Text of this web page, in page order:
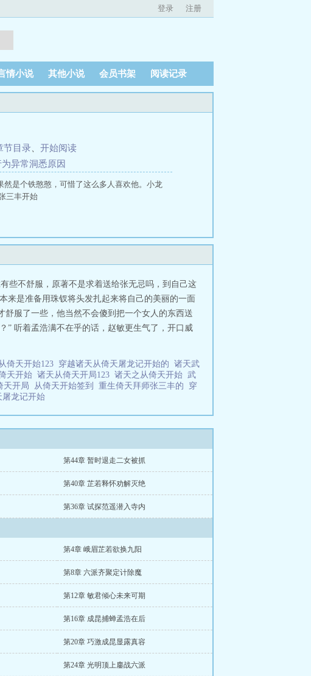
登录 注册
情小说 其他小说 会员书架 阅读记录
节目录
开始阅读
异常洞悉原因
是个铁憨憨，可惜了这么多人喜欢他。小龙
三丰开始
些不舒服，原著不是求着送给张无忌吗，到自己这
来是准备用珠钗将头发扎起来将自己的美丽的一面
舒服了一些，他当然不会傻到把一个女人的东西送
” 听着孟浩满不在乎的话，赵敏更生气了，开口威
倚天开始123 穿越诸天从倚天屠龙记开始的 诸天武
天开始 诸天从倚天开局123 诸天之从倚天开始 武
天开局 从倚天开始签到 重生倚天拜师张三丰的 穿
屠龙记开始
第44章 暂时退走二女被抓
第40章 芷若释怀劝解灭绝
第36章 试探范遥潜入寺内
第4章 峨眉芷若欲换九阳
第8章 六派齐聚定计除魔
第12章 敏君倾心未来可期
第16章 成昆捕蝉孟浩在后
第20章 巧激成昆显露真容
第24章 光明顶上鏖战六派